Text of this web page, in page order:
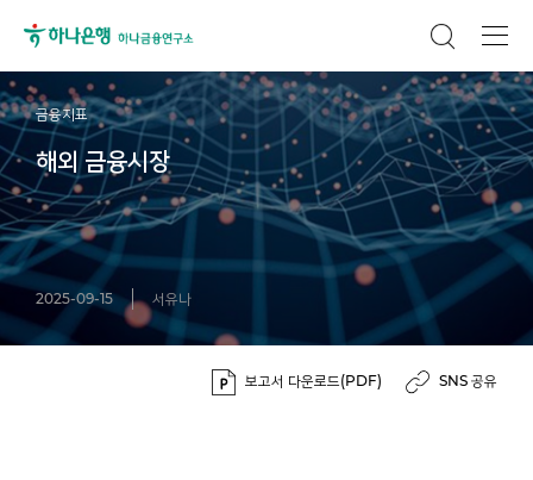
금융지표
해외 금융시장
2025-09-15 서유나
보고서 다운로드(PDF) SNS 공유